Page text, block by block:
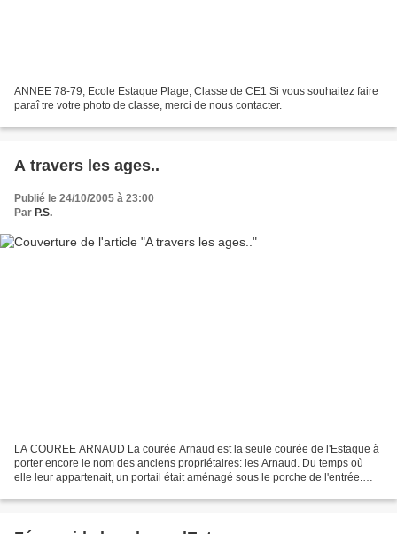
ANNEE 78-79, Ecole Estaque Plage, Classe de CE1 Si vous souhaitez faire
paraî tre votre photo de classe, merci de nous contacter.
A travers les ages..
Publié le 24/10/2005 à 23:00
Par P.S.
LA COUREE ARNAUD La courée Arnaud est la seule courée de l'Estaque à
porter encore le nom des anciens propriétaires: les Arnaud. Du temps où
elle leur appartenait, un portail était aménagé sous le porche de l'entrée.